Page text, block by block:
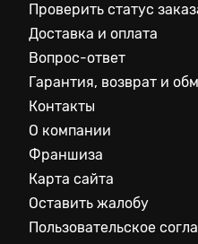
Проверить статус
Доставка и оплата
Вопрос-ответ
Гарантия, возврат и
Контакты
О компании
Франшиза
Карта сайта
Оставить жалобу
Пользовательское